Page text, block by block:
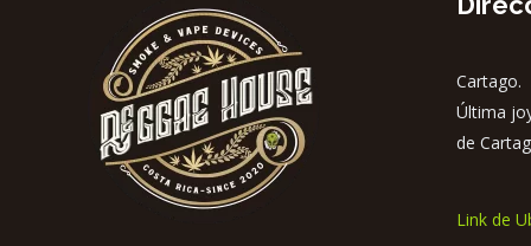
Cartago.
Última
de
Link de